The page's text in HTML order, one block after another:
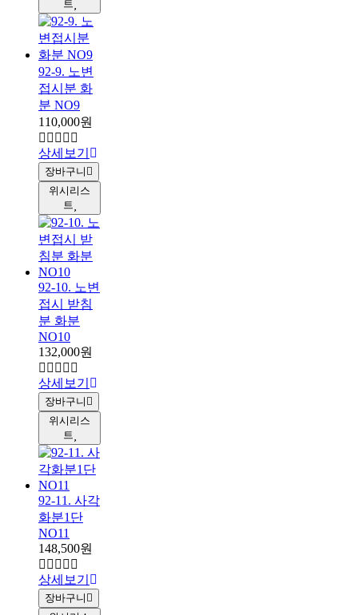
트
92-9. 노변
접시분 화
분 NO9
110,000원
상세보기
장바구니
위시리스
트
92-10. 노변
접시 받침
분 화분
NO10
132,000원
상세보기
장바구니
위시리스
트
92-11. 사각
화분1단
NO11
148,500원
상세보기
장바구니